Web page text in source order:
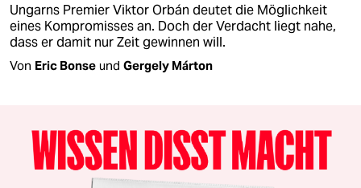
Ungarns Premier Viktor Orbán deutet die Möglichkeit
eines Kompromisses an. Doch der Verdacht liegt nahe,
dass er damit nur Zeit gewinnen will.
Von Eric Bonse und Gergely Márton